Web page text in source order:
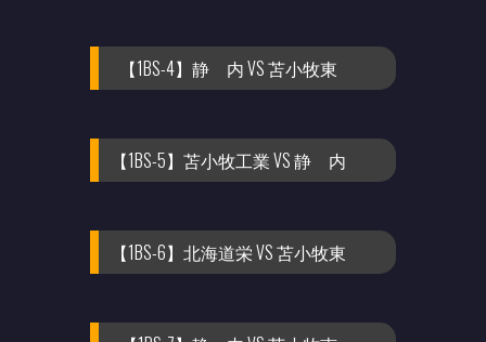
【1BS-4】静 内 VS 苫小牧東
【1BS-5】苫小牧工業 VS 静 内
【1BS-6】北海道栄 VS 苫小牧東